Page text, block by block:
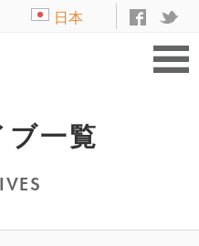
日本
ブ一覧